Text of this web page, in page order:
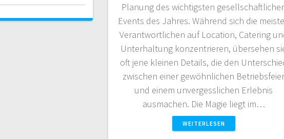
Planung des wichtigsten
Events des Jahres. Während sich die
Verantwortlichen auf Location, Catering
Unterhaltung konzentrieren, übersehen
oft jene kleinen Details, die den
zwischen einer gewöhnlichen
und einem unvergesslichen Erlebnis
ausmachen. Die Magie liegt im…
WEITERLESEN